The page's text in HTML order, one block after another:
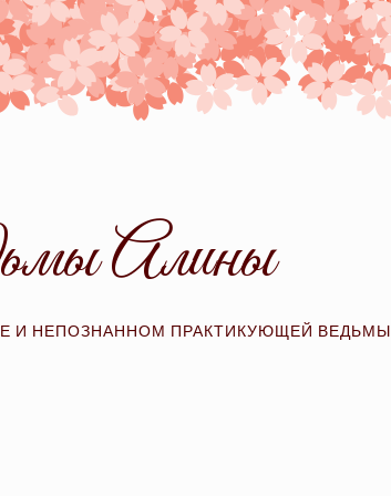
Алины
И НЕПОЗНАННОМ ПРАКТИКУЮЩЕЙ ВЕДЬМЫ